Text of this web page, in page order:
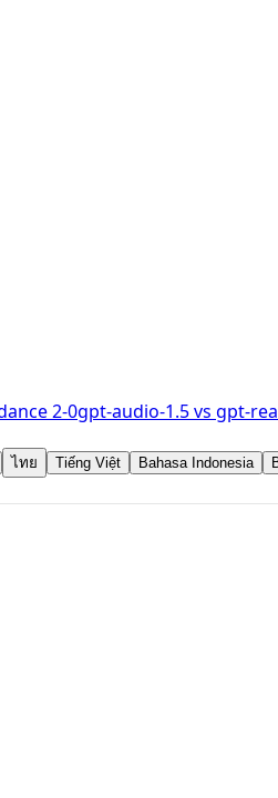
2-0gpt-audio-1.5vs gpt-
ไทย Tiếng Việt Bahasa Indonesia